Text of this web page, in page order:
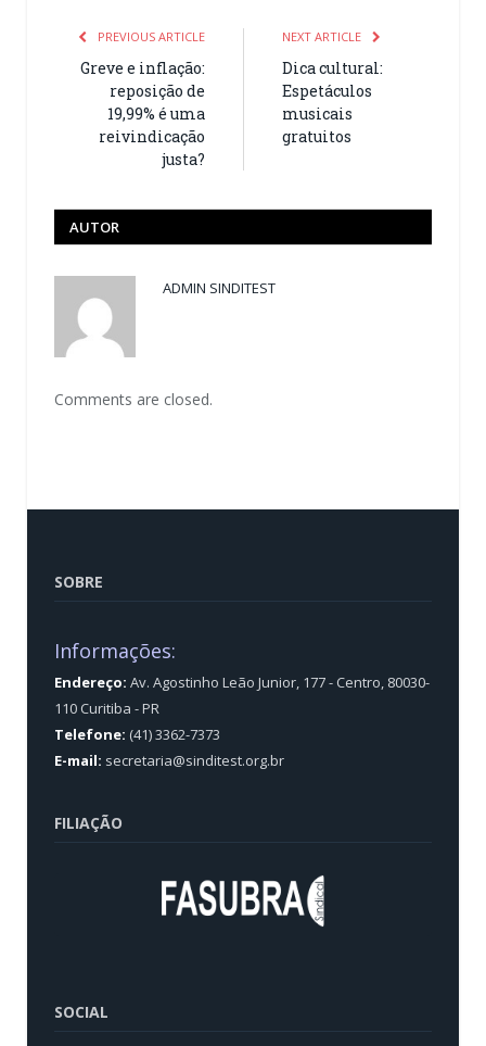
PREVIOUS ARTICLE
Greve e inflação:
reposição de
19,99% é uma
reivindicação
justa?
NEXT ARTICLE
Dica cultural:
Espetáculos
musicais
gratuitos
AUTOR
ADMIN SINDITEST
Comments are closed.
SOBRE
Informações:
Endereço: Av. Agostinho Leão Junior, 177 - Centro, 80030-
110 Curitiba - PR
Telefone: (41) 3362-7373
E-mail: secretaria@sinditest.org.br
FILIAÇÃO
SOCIAL